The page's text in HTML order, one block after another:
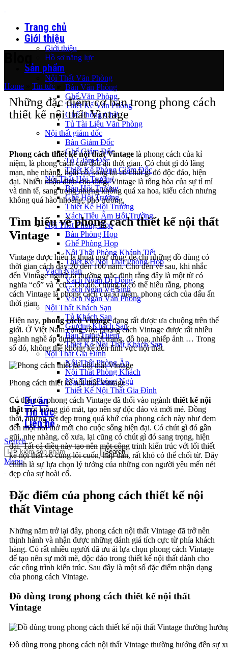
Trang chủ
Giới thiệu
Giới thiệu
Hồ sơ năng lực
Sản phẩm
Nội Thất Văn Phòng
Bàn Văn Phòng
Ghế Văn Phòng
Thiết Kế Văn Phòng
Ghế Phòng Chờ
Tủ Tài Liệu Văn Phòng
Nội thất giám đốc
Bàn Giám Đốc
Ghế Giám Đốc
Tủ Giám Đốc
Thiết Kế Phòng Giám Đốc
Nội Thất Hội Trường
Bàn Hội Trường
Ghế Hội Trường
Thiết Kế Hội Trường
Vách Tiêu Âm Hội Trường
Nội Thất Phòng Họp
Bàn Phòng Họp
Ghế Phòng Họp
Nội Thất Phòng Khánh Tiết
Thiết Kế Nội Thất Phòng Họp
Vách Ngăn
Vách Ngăn Di Động
Vách Ngăn Vệ Sinh
Vách Ngăn Văn Phòng
Nội Thất Khách Sạn
Tủ Khách Sạn
Giường Khách Sạn
Bàn Trang Điểm
Thiết Kế Nội Thất Khách Sạn
Nội Thất Gia Đình
Nội Thất Phòng Ăn
Nội Thất Phòng Khách
Nội Thất Phòng Ngủ
Thiết Kế Nội Thất Gia Đình
Dự án
Tin tức
Liên hệ
Search
Search
Menu
Blog
Home Tin tức
Những đặc điểm cơ bản trong phong cách
thiết kế nội thất Vintage
Phong cách thiết kế nội thất Vintage là phong cách của kỉ
niệm, là phong cách của dấu ấn thời gian. Có chút gì đó lãng
mạn, nhẹ nhàng, hoài cổ, song lại có chút gì đó độc đáo, hiện
đại. Nhiều nhận định cho rằng, Vintage là tổng hòa của sự tỉ mỉ
và tinh tế, sang trọng nhưng không quá xa hoa, kiểu cách nhưng
không quá hào nhoáng, phô trương.
Tìm hiểu về phong cách thiết kế nội thất
Vintage
Vintage được hiểu là thuật ngữ dùng để chỉ những đồ dùng có
thời gian cách đây 20 đến 100 năm. Cho đến về sau, khi nhắc
đến Vintage người ta thường mặc định rằng đây là một từ có
nghĩa “cổ” và “cũ”. Do đó, chúng ta có thể hiểu rằng, phong
cách Vintage là phong cách của kỉ niệm, phong cách của dấu ấn
thời gian.
Hiện nay, phong cách Vintageđang rất được ưa chuộng trên thế
giới. Ở Việt Nam cũng vậy, phong cách Vintage được rất nhiều
ngành nghề áp dụng như thời trang, đồ họa, nhiếp ảnh … Trong
số đó, không thể không kế đến lĩnh vực nội thất.
Phong cách thiết kế nội thất Vintage
Có thể nói, phong cách Vintage đã thổi vào ngành thiết kế nội
thấtmột luồng gió mát, tạo nên sự độc đáo và mới mẻ. Đồng
thời, những nét đẹp trong quá khứ của phong cách này như đem
đến một hơi thở mới cho cuộc sống hiện đại. Có chút gì đó gần
gũi, nhẹ nhàng, cổ xưa, lại cũng có chút gì đó sang trọng, hiện
đại. Tất cả điều này tạo nên một công trinh kiến trúc với lối thiết
kế nội thất vô cùng lôi cuốn, hấp dẫn, rất khó có thể chối từ. Đây
chính là sự lựa chọn lý tưởng của những con người yêu mến nét
đẹp của sự hoài cổ.
Đặc điểm của phong cách thiết kế nội
thất Vintage
Những năm trở lại đây, phong cách nội thất Vintage đã trở nên
thịnh hành và nhận được những đánh giá tích cực từ phía khách
hàng. Có rất nhiều người đã ưu ái lựa chọn phong cách Vintage
để tạo nên sự mới mẽ, độc đáo trong thiết kế nội thất dành cho
các công trình kiến trúc. Sau đây là một số đặc điểm nhận dạng
của phong cách Vintage.
Đồ dùng trong phong cách thiết kế nội thất
Vintage
Đồ dùng trong phong cách nội thất Vintage thường hướng đến sự